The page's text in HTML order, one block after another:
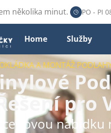
několika minut. PO - PI
Home Služby
A MONTÁŽ
cenovou